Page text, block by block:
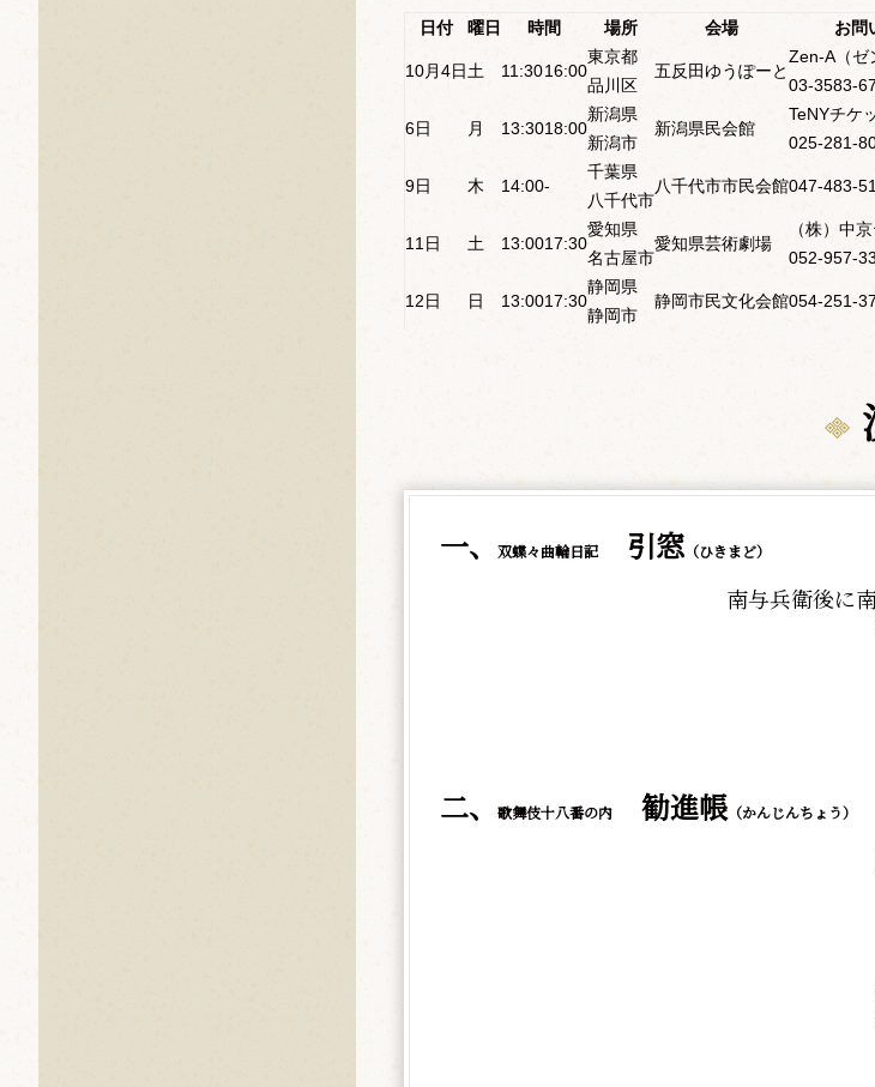
日付 曜日 時間 場所 会場 お問
10月4日土 11:3016:00
東京都
品川区
五反田ゆうぽーと
Zen-A（ゼ
03-3583-
6日 月 13:3018:00
新潟県
新潟市
新潟県民会館
TeNYチケ
025-281-
9日 木 14:00-
千葉県
八千代市
八千代市市民会館047-483-
11日 土 13:0017:30
愛知県
名古屋市
愛知県芸術劇場
（株）中
052-957-
12日 日 13:0017:30
静岡県
静岡市
静岡市民文化会館054-251-
一、 双蝶々曲輪日記引窓（ひきまど）
南与兵衛後に
二、 歌舞伎十八番の内勧進帳（かんじんちょう）